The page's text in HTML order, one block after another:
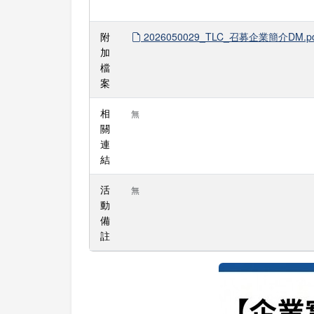
附
加
檔
案
2026050029_TLC_召募企業簡介
相
關
連
結
無
活
動
備
註
無